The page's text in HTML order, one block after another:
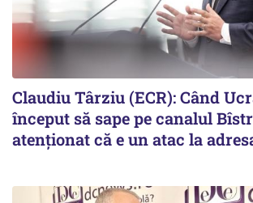
Claudiu Târziu (ECR): Când
început să sape pe canalul
atenționat că e un atac la